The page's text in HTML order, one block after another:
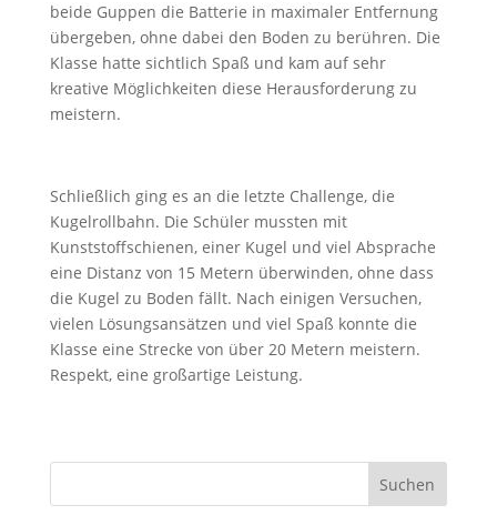
beide Guppen die Batterie in maximaler Entfernung
übergeben, ohne dabei den Boden zu berühren. Die
Klasse hatte sichtlich Spaß und kam auf sehr
kreative Möglichkeiten diese Herausforderung zu
meistern.
Schließlich ging es an die letzte Challenge, die
Kugelrollbahn. Die Schüler mussten mit
Kunststoffschienen, einer Kugel und viel Absprache
eine Distanz von 15 Metern überwinden, ohne dass
die Kugel zu Boden fällt. Nach einigen Versuchen,
vielen Lösungsansätzen und viel Spaß konnte die
Klasse eine Strecke von über 20 Metern meistern.
Respekt, eine großartige Leistung.
Suchen